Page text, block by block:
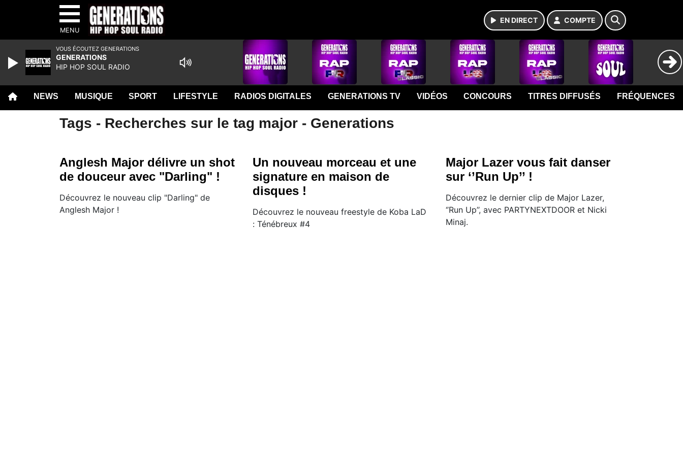
MENU
EN DIRECT COMPTE
NEWS MUSIQUE SPORT LIFESTYLE RADIOS DIGITALES GENERATIONS TV VIDÉOS CONCOURS TITRES DIFFUSÉS FRÉQUENCES
Tags - Recherches sur le tag major - Generations
Anglesh Major délivre un shot
de douceur avec "Darling" !
Découvrez le nouveau clip "Darling" de
Anglesh Major !
Un nouveau morceau et une
signature en maison de
disques !
Découvrez le nouveau freestyle de Koba LaD
: Ténébreux #4
Major Lazer vous fait danser
sur ‘’Run Up’’ !
​Découvrez le dernier clip de Major Lazer,
‘’Run Up’’, avec PARTYNEXTDOOR et Nicki
Minaj.
VOUS ÉCOUTEZ GENERATIONS
GENERATIONS
HIP HOP SOUL RADIO